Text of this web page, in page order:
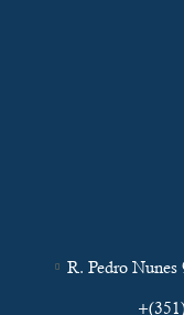
R. Pedro Nunes